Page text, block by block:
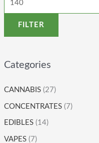
FILTER
Categories
CANNABIS (27)
CONCENTRATES (7)
EDIBLES (14)
VAPES (7)